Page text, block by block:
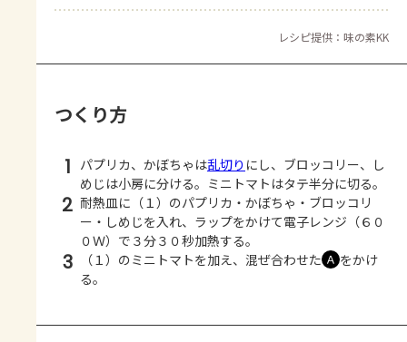
レシピ提供：味の素KK
つくり方
1 パプリカ、かぼちゃは乱切り にし、ブロッコリー、し
めじは小房に分ける。ミニトマトはタテ半分に切る。
2 耐熱皿に（１）のパプリカ・かぼちゃ・ブロッコリ
ー・しめじを入れ、ラップをかけて電子レンジ（６０
０Ｗ）で３分３０秒加熱する。
3 （１）のミニトマトを加え、混ぜ合わせた Ａ をかけ
る。